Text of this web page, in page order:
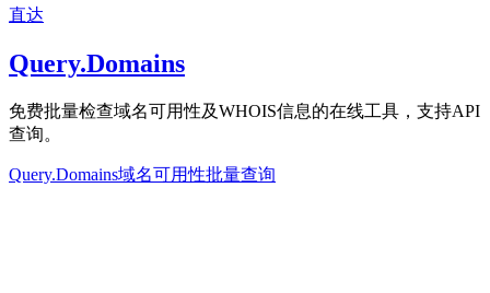
直达
Query.Domains
免费批量检查域名可用性及WHOIS信息的在线工具，支持API
查询。
Query.Domains域名可用性批量查询